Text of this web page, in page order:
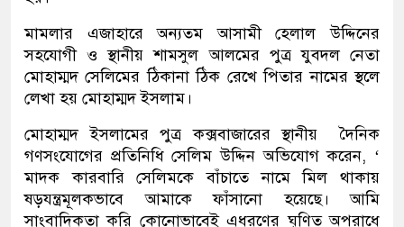
মামলার এজাহারে অন্যতম আসামী হেলাল উদ্দিনের
সহযোগী ও স্থানীয় শামসুল আলমের পুত্র যুবদল নেতা
মোহাম্মদ সেলিমের ঠিকানা ঠিক রেখে পিতার নামের স্থলে
লেখা হয় মোহাম্মদ ইসলাম।
মোহাম্মদ ইসলামের পুত্র কক্সবাজারের স্থানীয় দৈনিক
গণসংযোগের প্রতিনিধি সেলিম উদ্দিন অভিযোগ করেন, ‘
মাদক কারবারি সেলিমকে বাঁচাতে নামে মিল থাকায়
ষড়যন্ত্রমূলকভাবে আমাকে ফাঁসানো হয়েছে। আমি
সাংবাদিকতা করি কোনোভাবেই এধরণের ঘৃণিত অপরাধে